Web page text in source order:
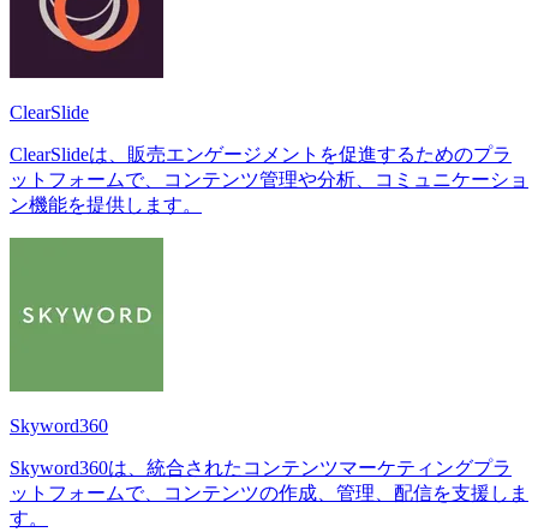
ClearSlide
ClearSlideは、販売エンゲージメントを促進するためのプラ
ットフォームで、コンテンツ管理や分析、コミュニケーショ
ン機能を提供します。
Skyword360
Skyword360は、統合されたコンテンツマーケティングプラ
ットフォームで、コンテンツの作成、管理、配信を支援しま
す。